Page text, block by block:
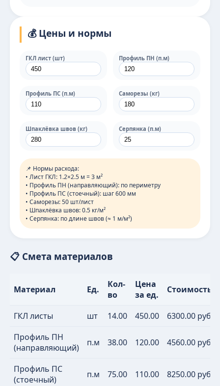
💰 Цены и нормы
ГКЛ лист (шт) Профиль ПН (п.м)
Профиль ПС (п.м) Саморезы (кг)
Шпаклёвка швов (кг) Серпянка (п.м)
📌 Нормы расхода:
• Лист ГКЛ: 1.2×2.5 м = 3 м²
• Профиль ПН (направляющий): по периметру
• Профиль ПС (стоечный): шаг 600 мм
• Саморезы: 50 шт/лист
• Шпаклёвка швов: 0.5 кг/м²
• Серпянка: по длине швов (≈ 1 м/м²)
📋 Смета материалов
Материал Ед.
Кол-
во
Цена
за ед.
Стоимость
ГКЛ листы шт 14.00 450.00
6300.00 руб
Профиль ПН
(направляющий)
п.м 38.00 120.00 4560.00 руб
Профиль ПС
(стоечный)
п.м 75.00 110.00 8250.00 руб